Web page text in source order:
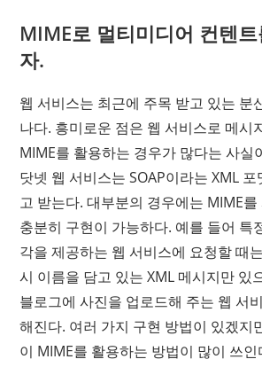
MIME로 멀티미디어 컨텐
자.
웹 서비스는 최근에 주목 받고 있는 분
나다. 흥미로운 점은 웹 서비스로 메시
MIME를 활용하는 경우가 많다는 사실
닷넷 웹 서비스는 SOAP이라는 XML
고 받는다. 대부분의 경우에는 MIME
충분히 구현이 가능하다. 예를 들어 특
각을 제공하는 웹 서비스에 요청할 때
시 이름을 담고 있는 XML 메시지만 있
블로그에 사진을 업로드해 주는 웹 서
해진다. 여러 가지 구현 방법이 있겠지
이 MIME를 활용하는 방법이 많이 쓰인